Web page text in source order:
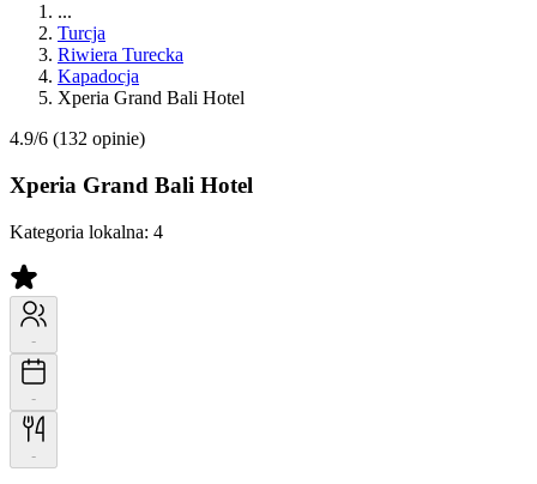
...
Turcja
Riwiera Turecka
Kapadocja
Xperia Grand Bali Hotel
4.9/6 (132 opinie)
Xperia Grand Bali Hotel
Kategoria lokalna: 4
-
-
-